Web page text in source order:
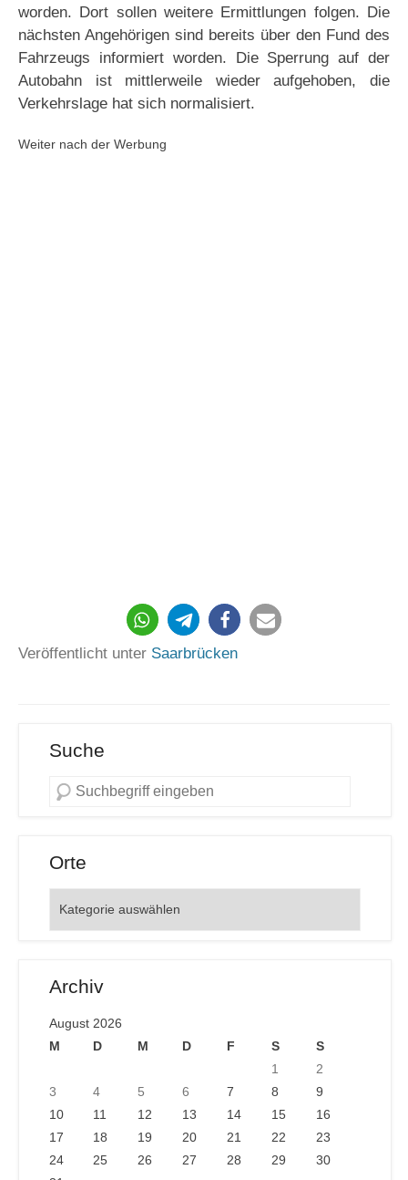
worden. Dort sollen weitere Ermittlungen folgen. Die
nächsten Angehörigen sind bereits über den Fund des
Fahrzeugs informiert worden. Die Sperrung auf der
Autobahn ist mittlerweile wieder aufgehoben, die
Verkehrslage hat sich normalisiert.
Weiter nach der Werbung
Veröffentlicht unter Saarbrücken
Suche
Orte
Archiv
August 2026
M
D M D F S
S
1
2
3
4 5 6 7 8
9
10
11 12 13 14 15
16
17
18 19 20 21 22
23
24
25 26 27 28 29
30